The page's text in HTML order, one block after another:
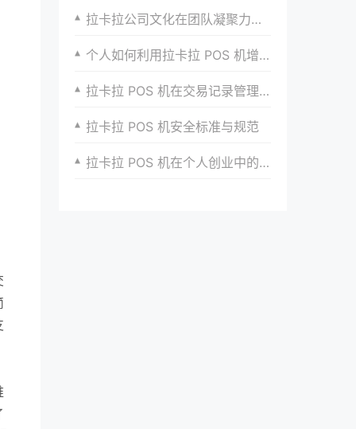
拉卡拉公司文化在团队凝聚力中的作用
个人如何利用拉卡拉 POS 机增加收入
拉卡拉 POS 机在交易记录管理上的优势
拉卡拉 POS 机安全标准与规范
拉卡拉 POS 机在个人创业中的支付支持